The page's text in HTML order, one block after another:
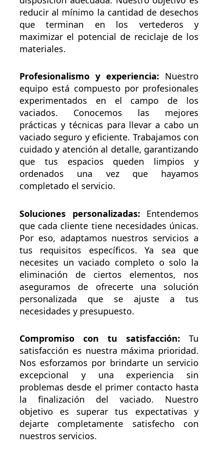
reducir al mínimo la cantidad de desechos
que terminan en los vertederos y
maximizar el potencial de reciclaje de los
materiales.
Profesionalismo y experiencia: Nuestro
equipo está compuesto por profesionales
experimentados en el campo de los
vaciados. Conocemos las mejores
prácticas y técnicas para llevar a cabo un
vaciado seguro y eficiente. Trabajamos con
cuidado y atención al detalle, garantizando
que tus espacios queden limpios y
ordenados una vez que hayamos
completado el servicio.
Soluciones personalizadas: Entendemos
que cada cliente tiene necesidades únicas.
Por eso, adaptamos nuestros servicios a
tus requisitos específicos. Ya sea que
necesites un vaciado completo o solo la
eliminación de ciertos elementos, nos
aseguramos de ofrecerte una solución
personalizada que se ajuste a tus
necesidades y presupuesto.
Compromiso con tu satisfacción: Tu
satisfacción es nuestra máxima prioridad.
Nos esforzamos por brindarte un servicio
excepcional y una experiencia sin
problemas desde el primer contacto hasta
la finalización del vaciado. Nuestro
objetivo es superar tus expectativas y
dejarte completamente satisfecho con
nuestros servicios.